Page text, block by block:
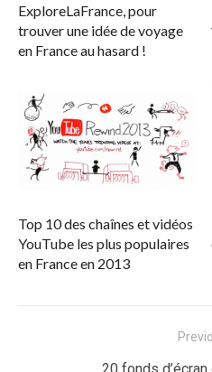
ExploreLaFrance, pour
trouver une idée de voyage
en France au hasard !
Top 10 des chaînes et vidéos
YouTube les plus populaires
en France en 2013
Previous